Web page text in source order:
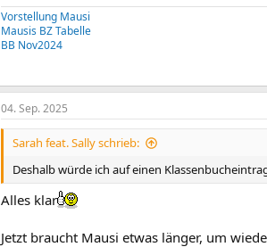
Vorstellung Mausi
Mausis BZ Tabelle
BB Nov2024
04. Sep. 2025
Sarah feat. Sally schrieb:
Deshalb würde ich auf einen
Alles klar
Jetzt braucht Mausi etwas länger, um